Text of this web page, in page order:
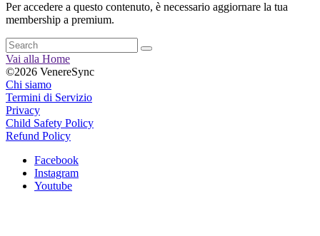
Per accedere a questo contenuto, è necessario aggiornare la tua
membership a premium.
Vai alla Home
©2026 VenereSync
Chi siamo
Termini di Servizio
Privacy
Child Safety Policy
Refund Policy
Facebook
Instagram
Youtube